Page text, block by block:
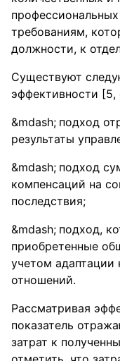
требованиям,
должности, к
Существуют
эффективности [5,
подход
результаты
подход
компенсаций на
последствия;
подход,
приобретенные
учетом
отношений.
Рассматривая
показатель
затрат к